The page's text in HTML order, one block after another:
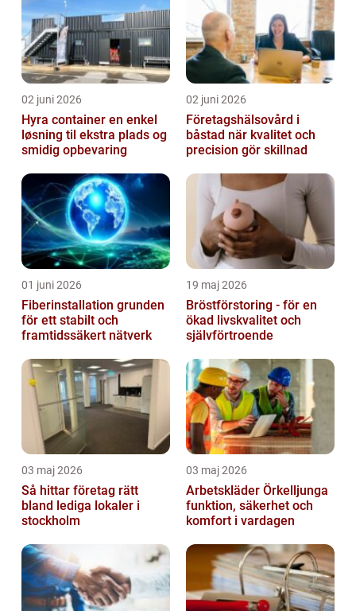
02 juni 2026
Hyra container en enkel
løsning til ekstra plads og
smidig opbevaring
02 juni 2026
Företagshälsovård i
båstad när kvalitet och
precision gör skillnad
01 juni 2026
Fiberinstallation grunden
för ett stabilt och
framtidssäkert nätverk
19 maj 2026
Bröstförstoring - för en
ökad livskvalitet och
självförtroende
03 maj 2026
Så hittar företag rätt
bland lediga lokaler i
stockholm
03 maj 2026
Arbetskläder Örkelljunga
funktion, säkerhet och
komfort i vardagen